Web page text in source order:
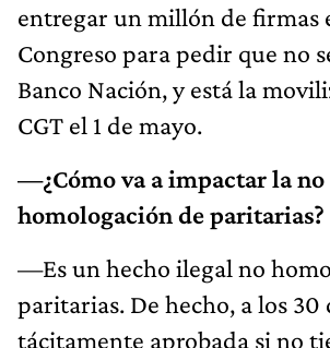
entregar un millón de firmas
Congreso para pedir que no
Banco Nación, y está la
CGT el 1 de mayo.
—¿Cómo va a impactar la no
homologación de paritarias?
—Es un hecho ilegal no
paritarias. De hecho, a los 30
tácitamente aprobada si no